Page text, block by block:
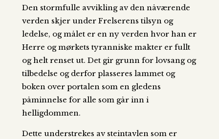
Den stormfulle avvikling av den nåværende
verden skjer under Frelserens tilsyn og
ledelse, og målet er en ny verden hvor han er
Herre og mørkets tyranniske makter er fullt
og helt renset ut. Det gir grunn for lovsang og
tilbedelse og derfor plasseres lammet og
boken over portalen som en gledens
påminnelse for alle som går inn i
helligdommen.
Dette understrekes av steintavlen som er